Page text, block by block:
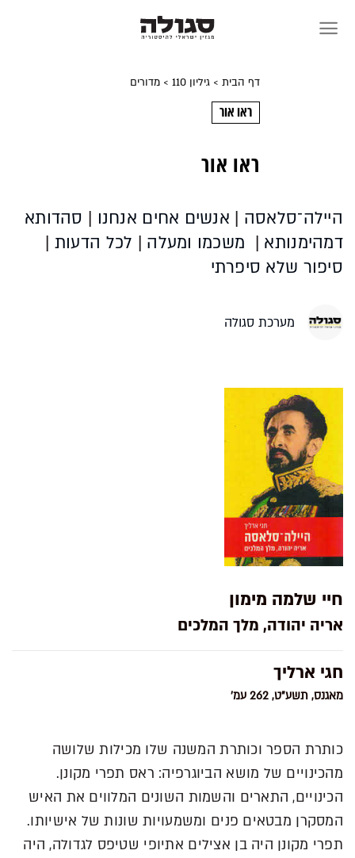
דף הבית > גיליון 110 > מדורים
ראו אור
ראו אור
היילה־סלאסה | אנשים אחים אנחנו | סהדותא
דמהימנותא | משכמו ומעלה | לכל הדעות |
סיפור שלא סיפרתי
מערכת סגולה
חיי שלמה מימון
אריה יהודה, מלך המלכים
חגי ארליך
מאגנס, תשע"ט, 262 עמ'
כותרת הספר וכותרת המשנה שלו מכילות שלושה
מהכינויים של מושא הביוגרפיה: ראס תפרי מקונן.
הכינויים, התארים והשמות השונים המלווים את האיש
המסקרן מבטאים פנים ומשמעויות שונות של אישיותו.
תפרי מקונן היה בן אצילים אתיופי שטיפס לגדולה, היה